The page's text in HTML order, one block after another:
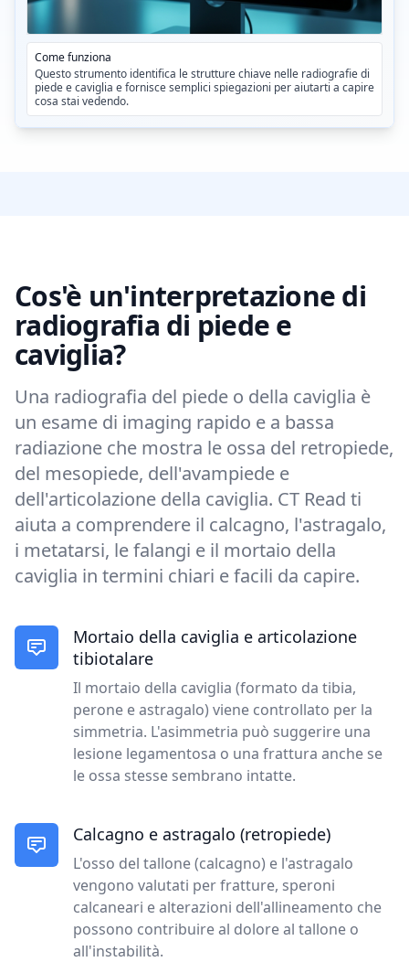
Come funziona
Questo strumento identifica le strutture chiave nelle radiografie di
piede e caviglia e fornisce semplici spiegazioni per aiutarti a capire
cosa stai vedendo.
Cos'è un'interpretazione di
radiografia di piede e
caviglia?
Una radiografia del piede o della caviglia è
un esame di imaging rapido e a bassa
radiazione che mostra le ossa del retropiede,
del mesopiede, dell'avampiede e
dell'articolazione della caviglia. CT Read ti
aiuta a comprendere il calcagno, l'astragalo,
i metatarsi, le falangi e il mortaio della
caviglia in termini chiari e facili da capire.
Mortaio della caviglia e articolazione
tibiotalare
Il mortaio della caviglia (formato da tibia,
perone e astragalo) viene controllato per la
simmetria. L'asimmetria può suggerire una
lesione legamentosa o una frattura anche se
le ossa stesse sembrano intatte.
Calcagno e astragalo (retropiede)
L'osso del tallone (calcagno) e l'astragalo
vengono valutati per fratture, speroni
calcaneari e alterazioni dell'allineamento che
possono contribuire al dolore al tallone o
all'instabilità.